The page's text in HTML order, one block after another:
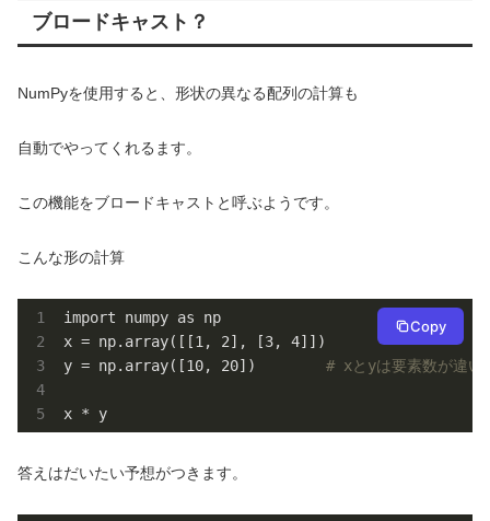
ブロードキャスト？
NumPyを使用すると、形状の異なる配列の計算も
自動でやってくれるます。
この機能をブロードキャストと呼ぶようです。
こんな形の計算
import numpy as np
x = np.array([[1, 2], [3, 4]])
y = np.array([10, 20]) # xとyは要素数が違い
x * y
Copy
答えはだいたい予想がつきます。